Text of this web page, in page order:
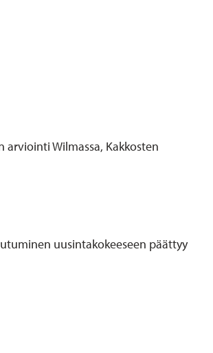
arviointi Wilmassa, Kakkosten
uusintakokeeseen päättyy